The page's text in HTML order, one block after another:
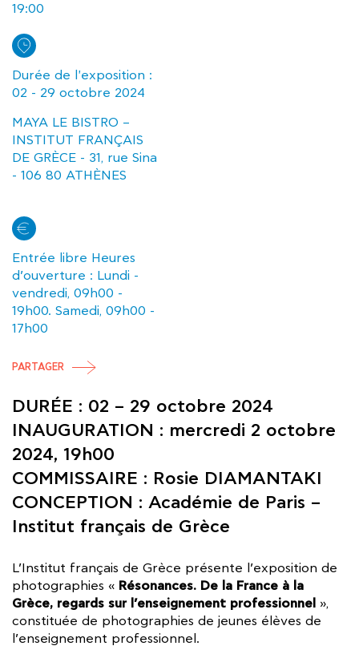
DURÉE : 02 – 29 octobre 2024
INAUGURATION : mercredi 2 octobre
2024, 19h00
COMMISSAIRE : Rosie DIAMANTAKI
CONCEPTION : Académie de Paris –
Institut français de Grèce
L’Institut français de Grèce présente l’exposition de
photographies « Résonances. De la France à la
Grèce, regards sur l’enseignement professionnel »,
constituée de photographies de jeunes élèves de
l’enseignement professionnel.
19:00
Durée de l'exposition :
02 - 29 octobre 2024
MAYA LE BISTRO –
INSTITUT FRANÇAIS
DE GRÈCE - 31, rue Sina
- 106 80 ATHÈNES
Entrée libre Heures
d’ouverture : Lundi -
vendredi, 09h00 -
19h00. Samedi, 09h00 -
17h00
PARTAGER